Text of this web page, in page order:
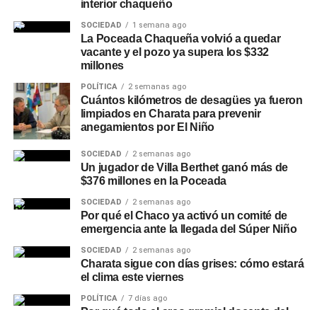
interior chaqueño
SOCIEDAD 1 semana ago
La Poceada Chaqueña volvió a quedar
vacante y el pozo ya supera los $332
millones
POLÍTICA 2 semanas ago
Cuántos kilómetros de desagües ya fueron
limpiados en Charata para prevenir
anegamientos por El Niño
SOCIEDAD 2 semanas ago
Un jugador de Villa Berthet ganó más de
$376 millones en la Poceada
SOCIEDAD 2 semanas ago
Por qué el Chaco ya activó un comité de
emergencia ante la llegada del Súper Niño
SOCIEDAD 2 semanas ago
Charata sigue con días grises: cómo estará
el clima este viernes
POLÍTICA 7 días ago